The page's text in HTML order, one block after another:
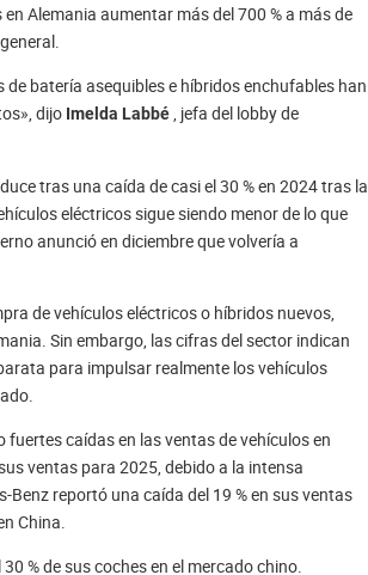
Alemania aumentar más del 700 % a más de
batería asequibles e híbridos enchufables han
dijo Imelda Labbé, jefa del lobby de
tras una caída de casi el 30 % en 2024 tras la
eléctricos sigue siendo menor de lo que
anunció en diciembre que volvería a
de vehículos eléctricos o híbridos nuevos,
Sin embargo, las cifras del sector indican
para impulsar realmente los vehículos
caídas en las ventas de vehículos en
ventas para 2025, debido a la intensa
reportó una caída del 19 % en sus ventas
China.
% de sus coches en el mercado chino.